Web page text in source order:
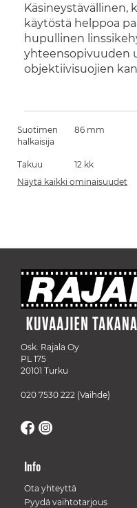
Käsineystävällinen,
käytöstä helppoa
hupullinen
yhteensopivuuden
objektiivisuojien
Suotimen
halkaisija
86 mm
Takuu
12 kk
Näytä kaikki ominaisuudet
Osk. Rajala Oy
PL 175
20101 Turku
020 7530 222 (Vaihde)
Info
Ota yhteyttä
Pyydä vaihtotarjous